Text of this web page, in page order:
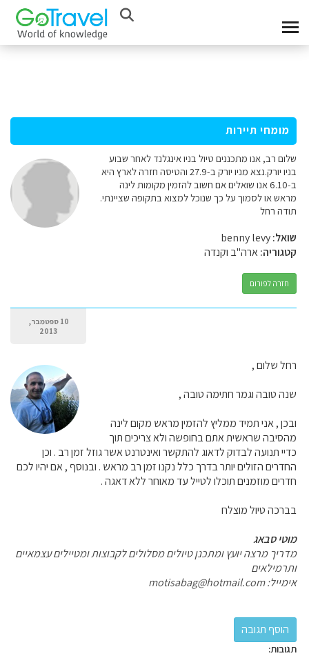
מומחי תיירות
שלום רב, אנו מתכננים טיול בניו אינגלנד לאחר שבוע
בניו יורק.נצא מניו יורק ב-27.9 והטיסה חזרה לארץ היא
ב-6.10 אנו שואלים אם חשוב להזמין מקומות לינה
מראש או לסמוך על כך שנוכל למצוא בתקופה שציינתי.
תודה רחל
שואל:
קטגוריה:ארה"ב וקנדה
חזרה לפורום
10 ספטמבר,
2013
רחל שלום ,
שנה טובה וגמר חתימה טובה ,
ובכן , אני תמיד ממליץ להזמין מראש מקום לינה
מהסיבה שראשית אתם בחופשה ולא צריכים תוך
כדיי תנועה לבדוק לדאוג להתקשר ואינטרנט אשר גוזל זמן רב . וכן
החדרים הזולים יותר בדרך כלל נקנו זמן רב מראש . ובנוסף , אם יהיו לכם
חדרים מוזמנים תוכלו לטייל עד מאוחר ללא דאגה .
בברכה טיול מוצלח
מוטי סבאג
מדריך מרצה יועץ ומתכנן טיולים מסלולים לקבוצות ומטיילים עצמאיים
ותרמילאים
אימייל:motisabag@hotmail.com
תגובות: